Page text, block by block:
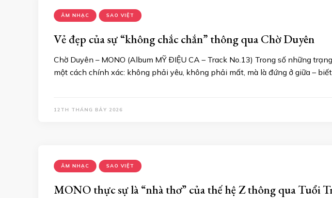
ÂM NHẠC SAO VIỆT
Vẻ đẹp của sự “không chắc chắn” thông qua Chờ Duyên
Chờ Duyên – MONO (Album MỸ ĐIỆU CA – Track No.13) Trong số những
một cách chính xác: không phải yêu, không phải mất, mà là đứng ở giữa –
12TH THÁNG BẢY 2026
ÂM NHẠC SAO VIỆT
MONO thực sự là “nhà thơ” của thế hệ Z thông qua Tuổi